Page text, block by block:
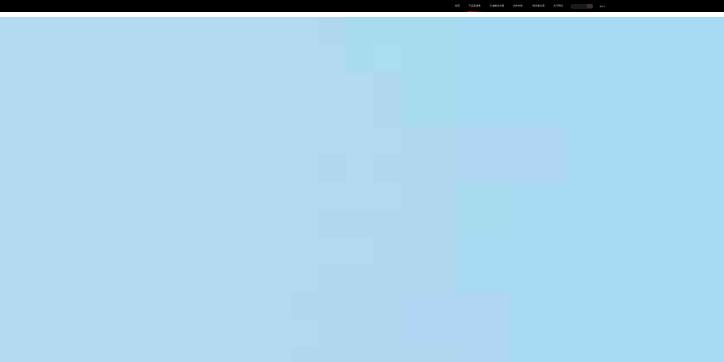
首页 产品及服务 行业解决方案 合作伙伴 投资者关系 关于我们 中EN